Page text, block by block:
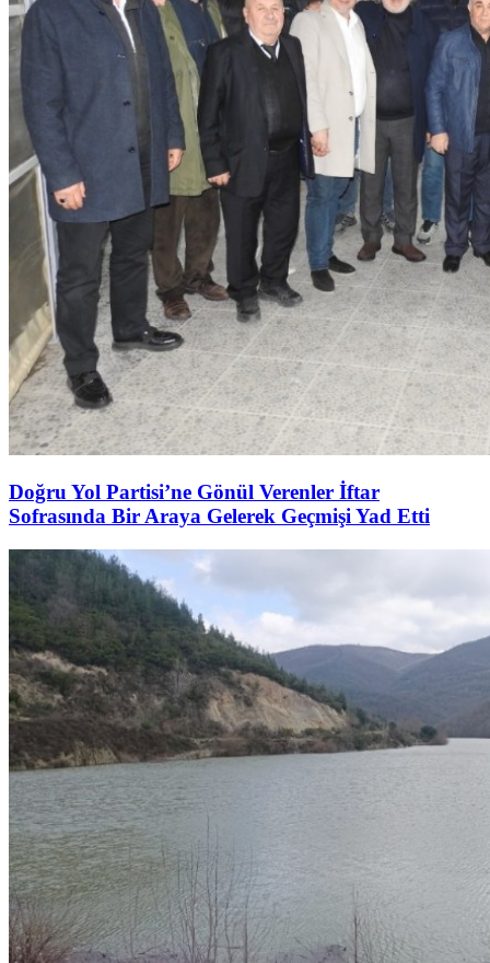
Doğru Yol Partisi’ne Gönül Verenler İftar
Sofrasında Bir Araya Gelerek Geçmişi Yad Etti